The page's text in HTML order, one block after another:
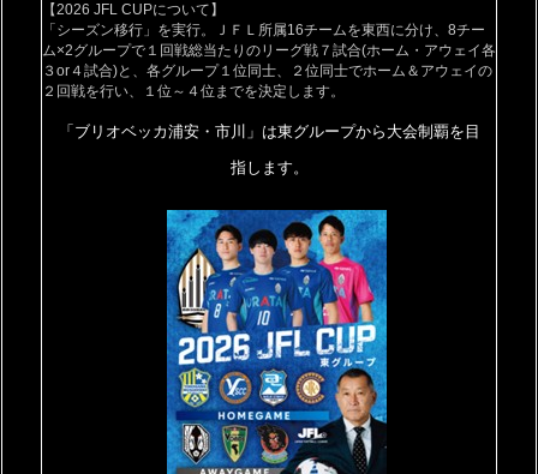
【2026 JFL CUPについて】
「シーズン移行」を実行。ＪＦＬ所属16チームを東西に分け、8チー
ム×2グループで１回戦総当たりのリーグ戦７試合(ホーム・アウェイ各
３or４試合)と、各グループ１位同士、２位同士でホーム＆アウェイの
２回戦を行い、１位～４位までを決定します。
「ブリオベッカ浦安・市川」は東グループから大会制覇を目
指します。